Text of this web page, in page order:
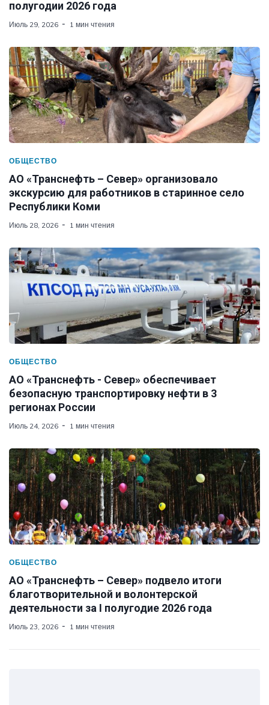
полугодии 2026 года
Июль 29, 2026 1 мин чтения
ОБЩЕСТВО
АО «Транснефть – Север» организовало
экскурсию для работников в старинное село
Республики Коми
Июль 28, 2026 1 мин чтения
ОБЩЕСТВО
АО «Транснефть - Север» обеспечивает
безопасную транспортировку нефти в 3
регионах России
Июль 24, 2026 1 мин чтения
ОБЩЕСТВО
АО «Транснефть – Север» подвело итоги
благотворительной и волонтерской
деятельности за I полугодие 2026 года
Июль 23, 2026 1 мин чтения